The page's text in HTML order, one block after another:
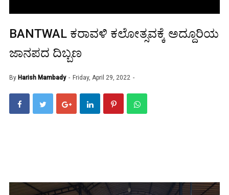
BANTWAL ಕರಾವಳಿ ಕಲೋತ್ಸವಕ್ಕೆ ಅದ್ದೂರಿಯ
ಜಾನಪದ ದಿಬ್ಬಣ
By Harish Mambady Friday, April 29, 2022